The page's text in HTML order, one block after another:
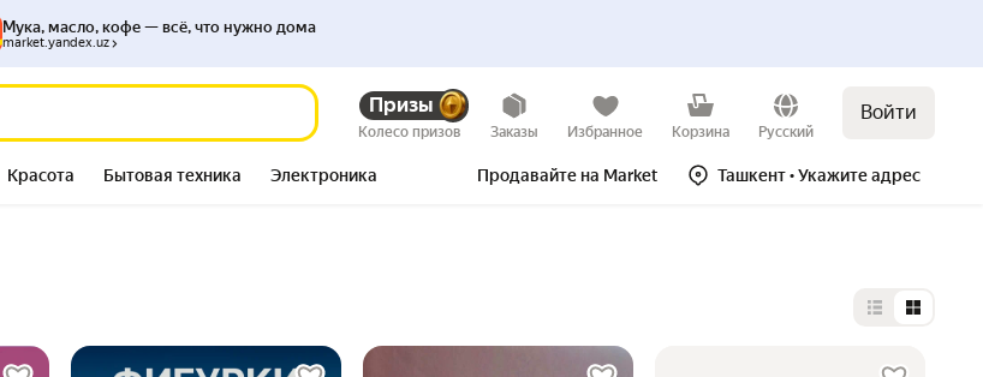
Призы
Колесо призов Заказы Избранное Корзина Русский
Войти
Красота Бытовая техника Электроника Продавайте на Market Ташкент• Укажите адрес
Мука, масло, кофе — всё, что нужно дома
market.yandex.uz
Выбор типа